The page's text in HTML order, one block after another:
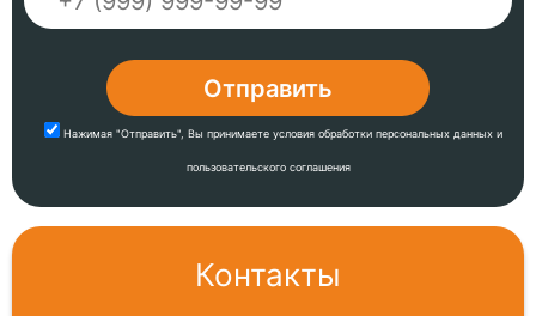
Нажимая "Отправить", Вы принимаетеусловия обработки персональных данныхи
пользовательского соглашения
Контакты